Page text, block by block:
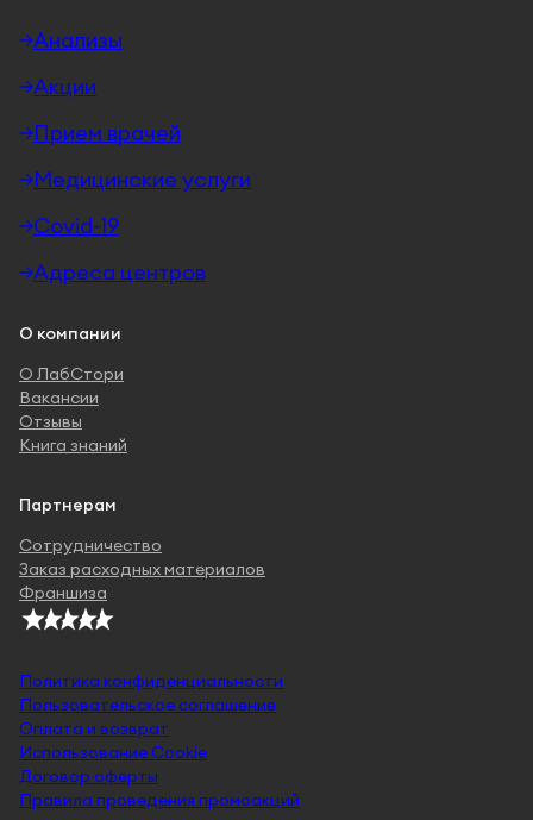
Анализы
Акции
Прием врачей
Медицинские услуги
Covid-19
Адреса центров
О компании
О ЛабСтори
Вакансии
Отзывы
Книга знаний
Партнерам
Сотрудничество
Заказ расходных материалов
Франшиза
Политика конфиденциальности
Пользовательское соглашение
Оплата и возврат
Использование Cookie
Договор оферты
Правила проведения промоакций